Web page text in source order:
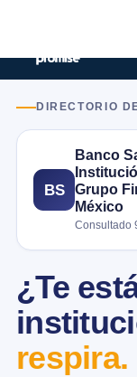
DIRECTORIO
BS
Banco
Grupo
México
Consultado
¿Te
respira.